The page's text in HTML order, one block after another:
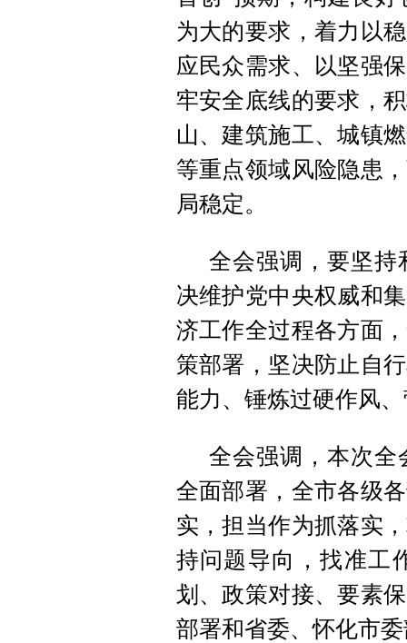
为大的要求，着力以
应民众需求、以坚强
牢安全底线的要求，
山、建筑施工、城镇
等重点领域风险隐患
局稳定。
全会强调，要坚持
决维护党中央权威和
济工作全过程各方面
策部署，坚决防止自
能力、锤炼过硬作风
全会强调，本次全
全面部署，全市各级
实，担当作为抓落实
持问题导向，找准工
划、政策对接、要素
部署和省委、怀化市